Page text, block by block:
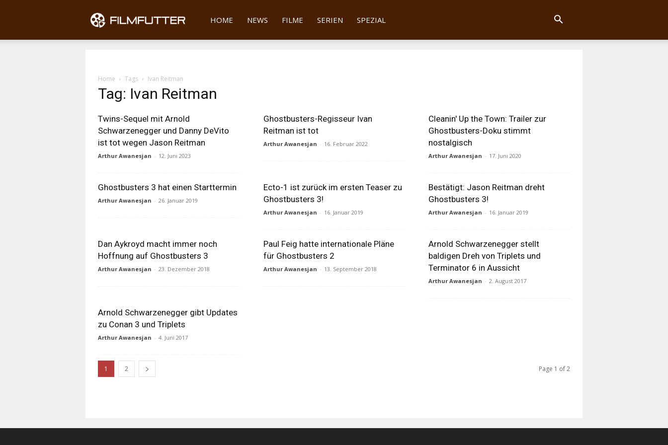
Filmfutter
HOME NEWS FILME SERIEN SPEZIAL
Home Tags Ivan Reitman
Tag: Ivan Reitman
Twins-Sequel mit Arnold
Schwarzenegger und Danny DeVito
ist tot wegen Jason Reitman
Arthur Awanesjan - 12. Juni 2023
Ghostbusters-Regisseur Ivan
Reitman ist tot
Arthur Awanesjan - 16. Februar 2022
Cleanin' Up the Town: Trailer zur
Ghostbusters-Doku stimmt
nostalgisch
Arthur Awanesjan - 17. Juni 2020
Ghostbusters 3 hat einen Starttermin
Arthur Awanesjan - 26. Januar 2019
Ecto-1 ist zurück im ersten Teaser zu
Ghostbusters 3!
Arthur Awanesjan - 16. Januar 2019
Bestätigt: Jason Reitman dreht
Ghostbusters 3!
Arthur Awanesjan - 16. Januar 2019
Dan Aykroyd macht immer noch
Hoffnung auf Ghostbusters 3
Arthur Awanesjan - 23. Dezember 2018
Paul Feig hatte internationale Pläne
für Ghostbusters 2
Arthur Awanesjan - 13. September 2018
Arnold Schwarzenegger stellt
baldigen Dreh von Triplets und
Terminator 6 in Aussicht
Arthur Awanesjan - 2. August 2017
Arnold Schwarzenegger gibt Updates
zu Conan 3 und Triplets
Arthur Awanesjan - 4. Juni 2017
1 2 Page 1 of 2